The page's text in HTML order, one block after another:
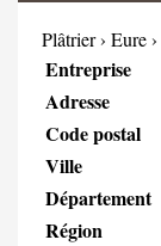
Plâtrier› Eure›
Entreprise
Adresse
Code postal
Ville
Département
Région